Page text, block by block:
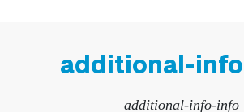
additional-
additional-info-info